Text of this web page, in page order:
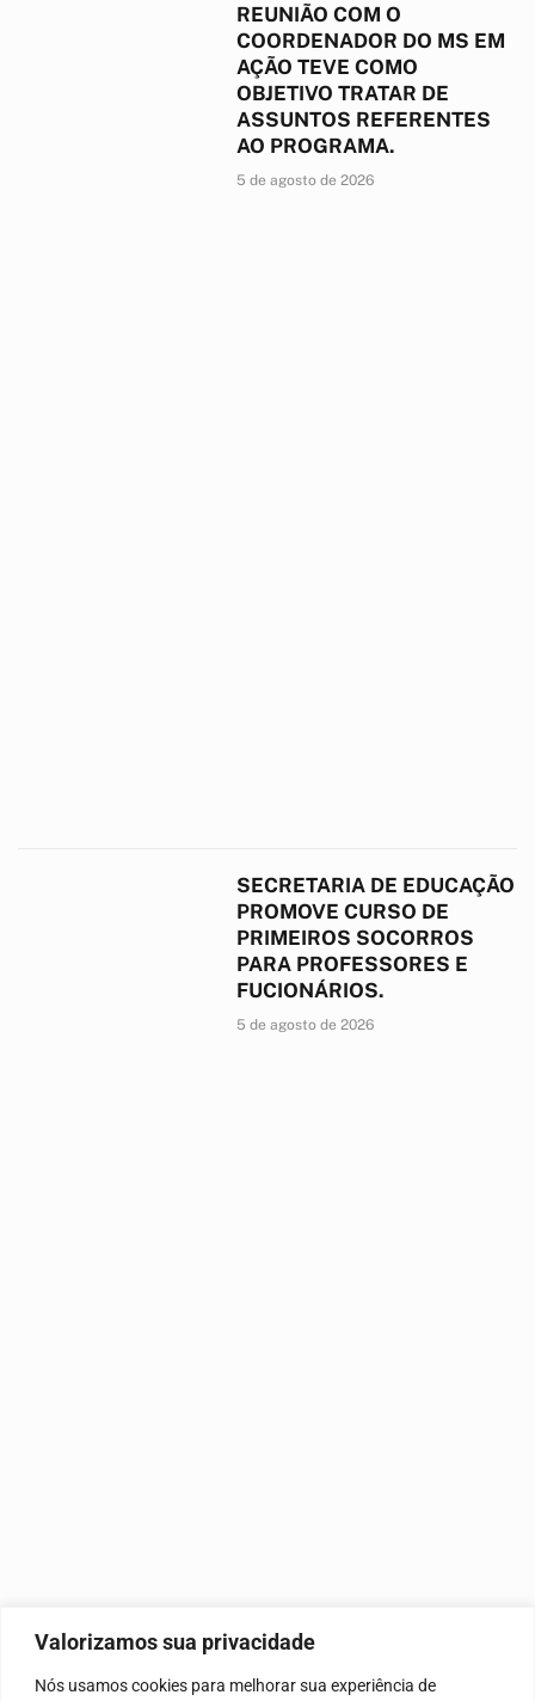
Valorizamos sua privacidade
Nós usamos cookies para melhorar sua experiência de
REUNIÃO COM O
COORDENADOR DO MS EM
AÇÃO TEVE COMO
OBJETIVO TRATAR DE
ASSUNTOS REFERENTES
AO PROGRAMA.
5 de agosto de 2026
SECRETARIA DE EDUCAÇÃO
PROMOVE CURSO DE
PRIMEIROS SOCORROS
PARA PROFESSORES E
FUCIONÁRIOS.
5 de agosto de 2026